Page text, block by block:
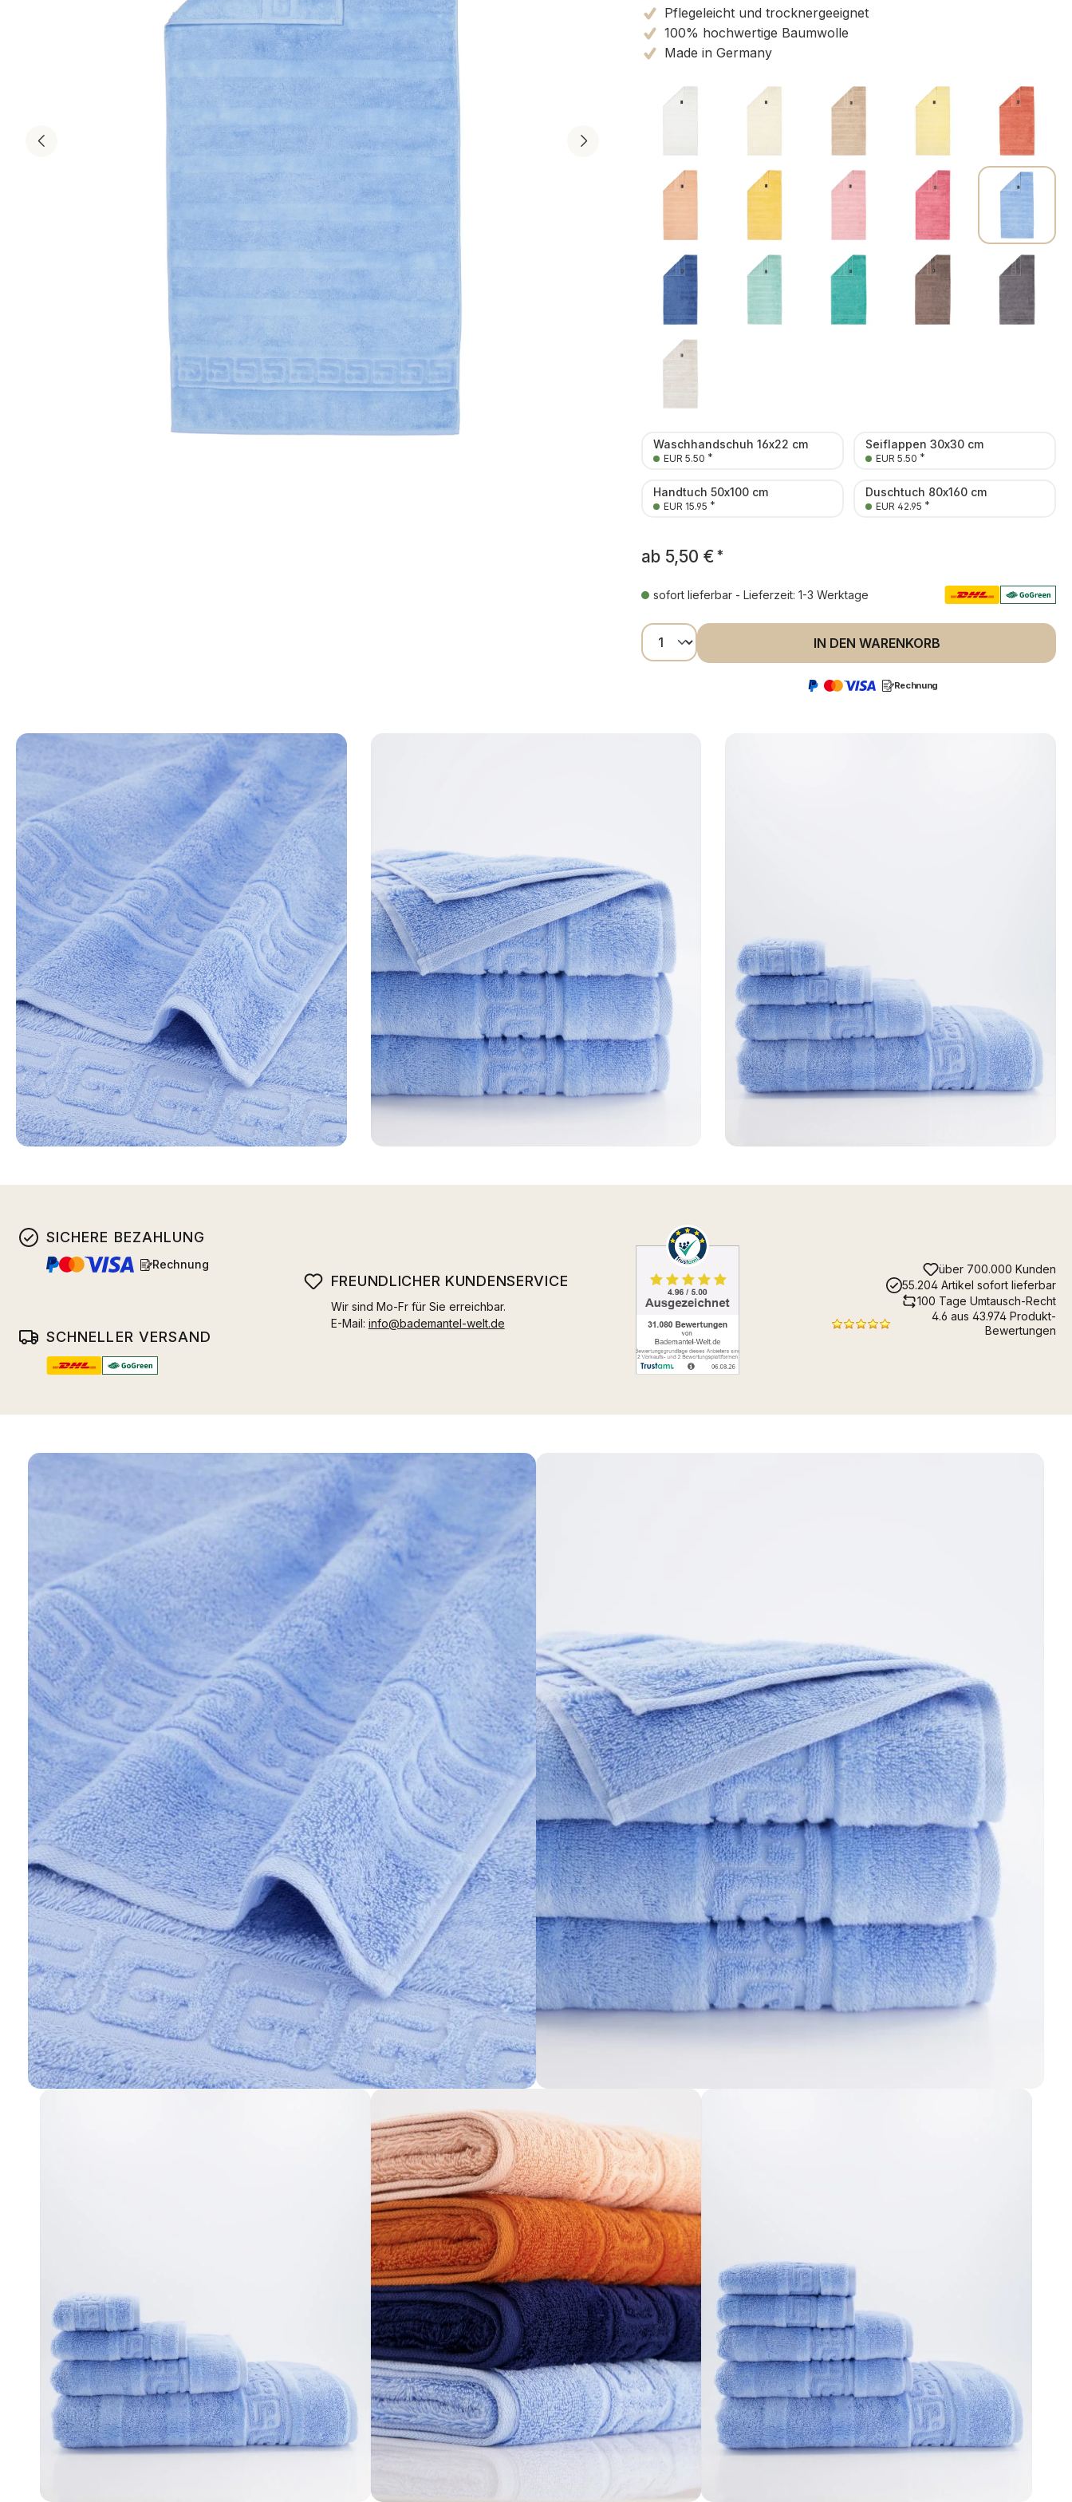
Pflegeleicht und trocknergeeignet
100% hochwertige Baumwolle
Made in Germany
Waschhandschuh 16x22 cm
EUR 5.50 *
Seiflappen 30x30 cm
EUR 5.50 *
Handtuch 50x100 cm
EUR 15.95 *
Duschtuch 80x160 cm
EUR 42.95 *
ab 5,50 € *
sofort lieferbar - Lieferzeit: 1-3 Werktage
Produkt Anzahl: Gib den gewünschten Wert
IN DEN WARENKORB
Rechnung
SICHERE BEZAHLUNG
Rechnung
SCHNELLER VERSAND
FREUNDLICHER KUNDENSERVICE
Wir sind Mo-Fr für Sie erreichbar.
E-Mail: info@bademantel-welt.de
über 700.000 Kunden
55.204 Artikel sofort lieferbar
100 Tage Umtausch-Recht
4.6 aus 43.974 Produkt-
Bewertungen